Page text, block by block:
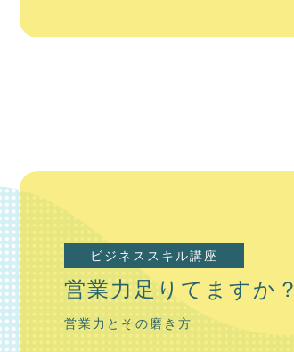
ビジネススキル講座
営業力足りてますか？
営業力とその磨き方